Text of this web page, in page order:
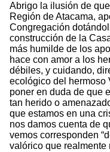
Abrigo la ilusión de
Región de Atacama,
Congregación
construcción de la
más humilde de los
hace con amor a los
débiles, y cuidando,
ecológico del hermoso
poner en duda de que
tan herido o
que estamos en una
nos damos cuenta de
vemos corresponden
valórico que realmente